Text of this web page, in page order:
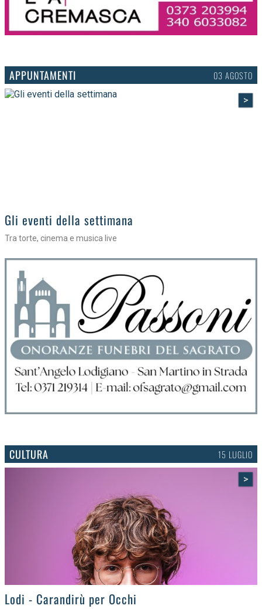
APPUNTAMENTI 03 AGOSTO
>
Gli eventi della settimana
Tra torte, cinema e musica live
CULTURA 15 LUGLIO
>
Lodi - Carandirù per Occhi